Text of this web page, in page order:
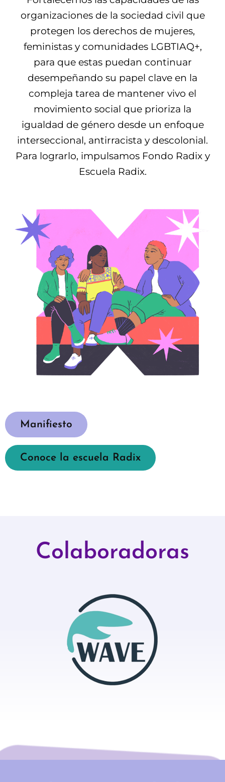
organizaciones de la sociedad civil que
protegen los derechos de mujeres,
feministas y comunidades LGBTIAQ+,
para que estas puedan continuar
desempeñando su papel clave en la
compleja tarea de mantener vivo el
movimiento social que prioriza la
igualdad de género desde un enfoque
interseccional, antirracista y descolonial.
Para lograrlo, impulsamos Fondo Radix y
Escuela Radix.
Manifiesto
Conoce la escuela Radix
Colaboradoras